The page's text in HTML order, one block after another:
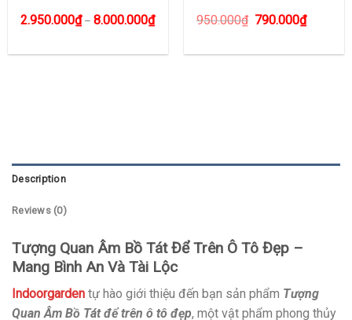
2.950.000₫– 8.000.000₫ 950.000₫ 790.000₫
Description
Reviews (0)
Tượng Quan Âm Bồ Tát Để Trên Ô Tô Đẹp –
Mang Bình An Và Tài Lộc
Indoorgarden tự hào giới thiệu đến bạn sản phẩm Tượng
Quan Âm Bồ Tát để trên ô tô đẹp, một vật phẩm phong thủy